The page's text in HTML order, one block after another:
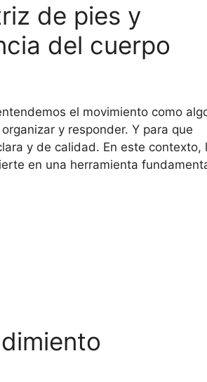
de pies y
del cuerpo
el movimiento como
y responder. Y para que
y de calidad. En este contexto,
en una herramienta